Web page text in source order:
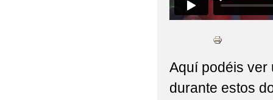
Aquí podéis ver
durante estos